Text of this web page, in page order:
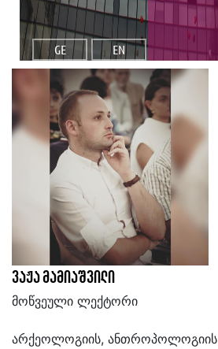
GE EN
ვაჟა მამიაშვილი
მოწვეული ლექტორი
არქეოლოგიის, ანთროპოლოგიის